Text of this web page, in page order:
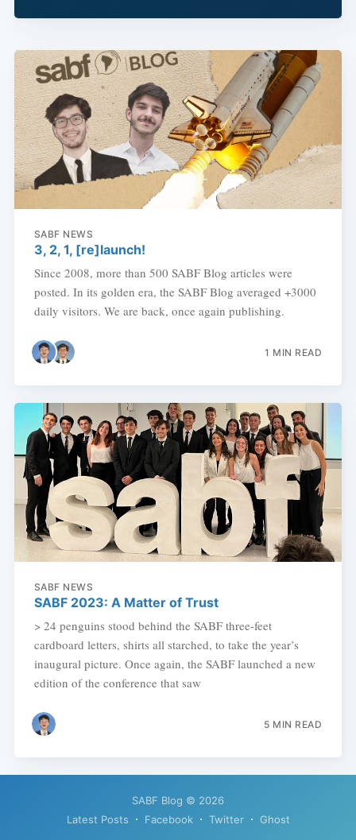
SABF NEWS
3, 2, 1, [re]launch!
Since 2008, more than 500 SABF Blog articles were
posted. In its golden era, the SABF Blog averaged +3000
daily visitors. We are back, once again publishing.
1 MIN READ
SABF NEWS
SABF 2023: A Matter of Trust
> 24 penguins stood behind the SABF three-feet
cardboard letters, shirts all starched, to take the year’s
inaugural picture. Once again, the SABF launched a new
edition of the conference that saw
5 MIN READ
SABF Blog © 2026
Latest Posts
Facebook Twitter Ghost